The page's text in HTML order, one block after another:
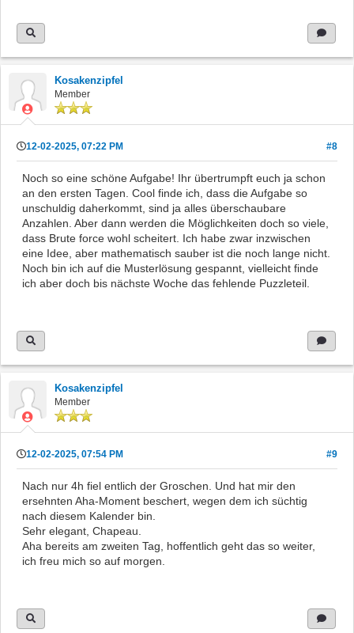
Kosakenzipfel
Member
12-02-2025, 07:22 PM #8
Noch so eine schöne Aufgabe! Ihr übertrumpft euch ja schon
an den ersten Tagen. Cool finde ich, dass die Aufgabe so
unschuldig daherkommt, sind ja alles überschaubare
Anzahlen. Aber dann werden die Möglichkeiten doch so viele,
dass Brute force wohl scheitert. Ich habe zwar inzwischen
eine Idee, aber mathematisch sauber ist die noch lange nicht.
Noch bin ich auf die Musterlösung gespannt, vielleicht finde
ich aber doch bis nächste Woche das fehlende Puzzleteil.
Kosakenzipfel
Member
12-02-2025, 07:54 PM #9
Nach nur 4h fiel entlich der Groschen. Und hat mir den
ersehnten Aha-Moment beschert, wegen dem ich süchtig
nach diesem Kalender bin.
Sehr elegant, Chapeau.
Aha bereits am zweiten Tag, hoffentlich geht das so weiter,
ich freu mich so auf morgen.